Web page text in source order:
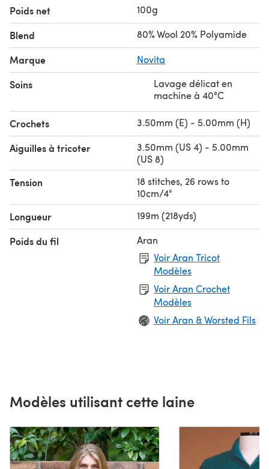
Poids net 100g
Blend 80% Wool 20% Polyamide
Marque Novita
Soins
Lavage délicat en
machine à 40°C
Crochets 3.50mm (E) - 5.00mm (H)
Aiguilles à tricoter
3.50mm (US 4) - 5.00mm
(US 8)
Tension
18 stitches, 26 rows to
10cm/4"
Longueur 199m (218yds)
Poids du fil
Aran
Voir Aran Tricot
Modèles
Voir Aran Crochet
Modèles
Voir Aran & Worsted Fils
Modèles utilisant cette laine